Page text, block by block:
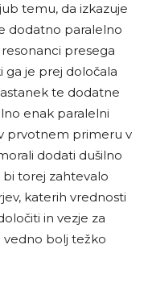
temu, da izkazuje
dodatno paralelno
resonanci presega
je prej določala
te dodatne
enak paralelni
prvotnem primeru v
dodati dušilno
torej zahtevalo
katerih vrednosti
in vezje za
vedno bolj težko